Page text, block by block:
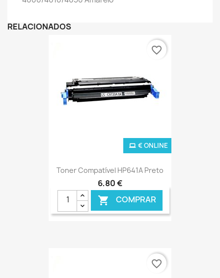
RELACIONADOS
Toner Compatível HP641A Preto
6,80 €
 COMPRAR
€ ONLINE
favorite_border
favorite_border